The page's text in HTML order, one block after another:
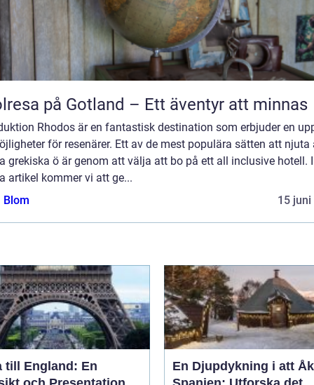
på Gotland – Ett äventyr att minnas
Rhodos är en fantastisk destination som erbjuder en
för resenärer. Ett av de mest populära sätten att njuta
grekiska ö är genom att välja att bo på ett all inclusive hotell. I
artikel kommer vi att ge...
Blom
15 juni
till England: En
En Djupdykning i att